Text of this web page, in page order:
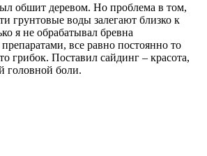
обшит деревом. Но проблема в том,
грунтовые воды залегают близко к
я не обрабатывал бревна
все равно постоянно то
грибок. Поставил сайдинг – красота,
головной боли.